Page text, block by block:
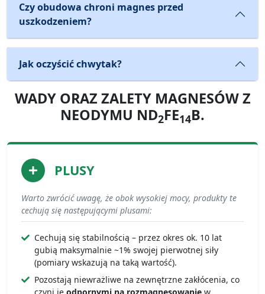
Czy obudowa chroni magnes przed
uszkodzeniem?
Jak oczyścić chwytak?
WADY ORAZ ZALETY MAGNESÓW Z
NEODYMU ND2FE14B.
PLUSY
Warto zwrócić uwagę, że obok wysokiej mocy, produkty te
cechują się następującymi plusami:
Cechują się stabilnością – przez okres ok. 10 lat
gubią maksymalnie ~1% swojej pierwotnej siły
(pomiary wskazują na taką wartość).
Pozostają niewrażliwe na zewnętrzne zakłócenia, co